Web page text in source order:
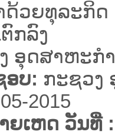
ດ້ວຍທຸລະກິ
ກລົງ
ອຸດສາຫະກ
ບ: ກະຊວງ
2015
ຍເຫດ ວັນທີ່ :